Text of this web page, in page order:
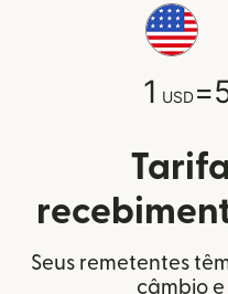
1 USD=
Seus remetentes
câmbio